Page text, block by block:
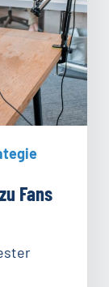
Fans